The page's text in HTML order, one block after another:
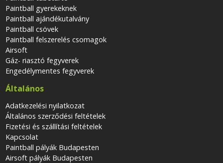
Paintball gyerekeknek
Paintball ajándékutalvány
Paintball csövek
Paintball felszerelés csomagok
Airsoft
Gáz- riasztó fegyverek
Engedélymentes fegyverek
Általános
Adatkezelési nyilatkozat
Általános szerződési feltételek
Fizetési és szállítási feltételek
Kapcsolat
Paintball pályák Budapesten
Airsoft pályák Budapesten